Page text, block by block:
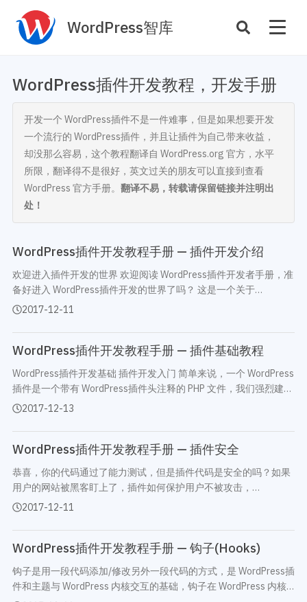
WordPress智库
主机托管 性能优化
SEO与全站运营
案例
主题案例
商店
插件商店
主题推荐
插件推荐 插件开发手册
开发教程
主题开发分享
后台开发定制
前端开发技巧
开发文档手册
网站管理运营
安全增强
性能优化
WordPress数据库
WooCommerce开发
服务咨询
WordPress插件开发教程，开发手册
开发一个 WordPress插件不是一件难事，但是如果想要开发
一个流行的 WordPress插件，并且让插件为自己带来收益，
却没那么容易，这个教程翻译自 WordPress.org 官方，水平
所限，翻译得不是很好，英文过关的朋友可以直接到查看
WordPress 官方手册。 翻译不易，转载请保留链接并注明出
处！
WordPress插件开发教程手册 — 插件开发介绍
欢迎进入插件开发的世界 欢迎阅读 WordPress插件开发者手册，准
备好进入 WordPress插件开发的世界了吗？ 这是一个关于
WordPress插件开发的教程资源，无论你是第一次接触 WordPress
2017-12-11
WordPress插件开发教程手册 — 插件基础教程
WordPress插件开发基础 插件开发入门 简单来说，一个 WordPress
插件是一个带有 WordPress插件头注释的 PHP 文件，我们强烈建议
为插件创建一个目录，以便保持插件文件整齐有序、便于维护。 要
2017-12-13
WordPress插件开发教程手册 — 插件安全
恭喜，你的代码通过了能力测试，但是插件代码是安全的吗？如果
用户的网站被黑客盯上了，插件如何保护用户不被攻击，
WordPress.org 插件目录中的插件在安全方面都做了很多工作，以
2017-12-11
WordPress插件开发教程手册 — 钩子(Hooks)
钩子是用一段代码添加/修改另外一段代码的方式，是 WordPress插
件和主题与 WordPress 内核交互的基础，钩子在 WordPress 内核